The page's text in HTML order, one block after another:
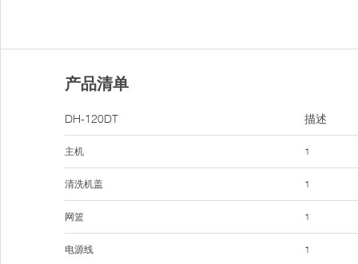
产品清单
DH-120DT
主机
清洗机盖
网篮
电源线
描述
1
1
1
1